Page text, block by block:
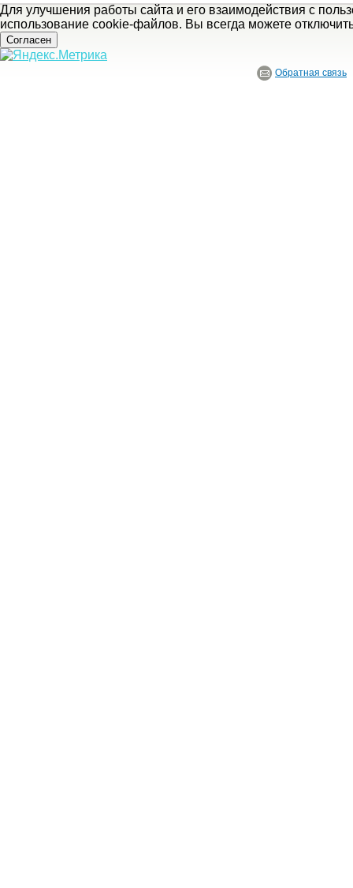
Для улучшения работы сайта и его взаимодействия с
использование cookie-файлов. Вы всегда можете
Согласен
Обратная связь